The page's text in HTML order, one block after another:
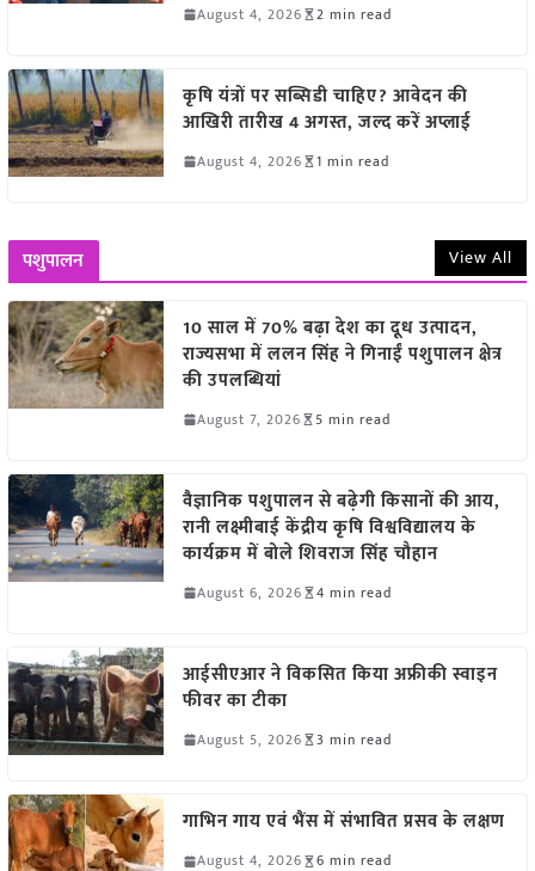
August 4, 2026 2 min read
कृषि यंत्रों पर सब्सिडी चाहिए? आवेदन की
आखिरी तारीख 4 अगस्त, जल्द करें अप्लाई
August 4, 2026 1 min read
पशुपालन View All
10 साल में 70% बढ़ा देश का दूध उत्पादन,
राज्यसभा में ललन सिंह ने गिनाईं पशुपालन क्षेत्र
की उपलब्धियां
August 7, 2026 5 min read
वैज्ञानिक पशुपालन से बढ़ेगी किसानों की आय,
रानी लक्ष्मीबाई केंद्रीय कृषि विश्वविद्यालय के
कार्यक्रम में बोले शिवराज सिंह चौहान
August 6, 2026 4 min read
आईसीएआर ने विकसित किया अफ्रीकी स्वाइन
फीवर का टीका
August 5, 2026 3 min read
गाभिन गाय एवं भैंस में संभावित प्रसव के लक्षण
August 4, 2026 6 min read